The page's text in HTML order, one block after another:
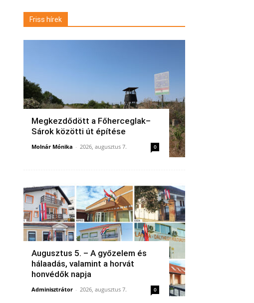
Friss hírek
Megkezdődött a Főherceglak–
Sárok közötti út építése
Molnár Mónika - 2026, augusztus 7. 0
Augusztus 5. – A győzelem és
hálaadás, valamint a horvát
honvédők napja
Adminisztrátor - 2026, augusztus 7. 0